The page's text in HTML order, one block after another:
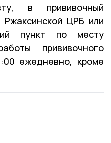
в прививочный
Ржаксинской ЦРБ или
пункт по месту
прививочного
ежедневно, кроме